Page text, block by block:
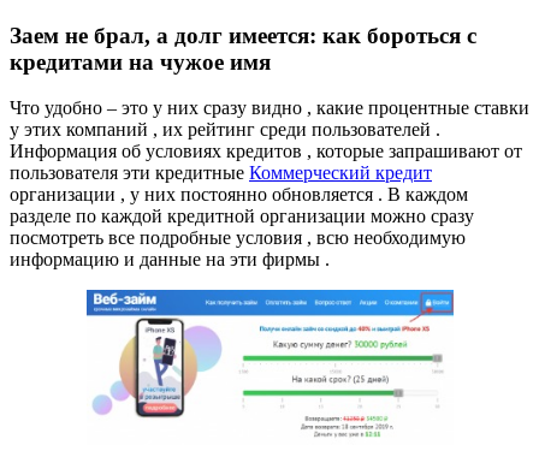
Заем не брал, а долг имеется: как бороться с
кредитами на чужое имя
Что удобно – это у них сразу видно , какие процентные ставки
у этих компаний , их рейтинг среди пользователей .
Информация об условиях кредитов , которые запрашивают от
пользователя эти кредитные Коммерческий кредит
организации , у них постоянно обновляется . В каждом
разделе по каждой кредитной организации можно сразу
посмотреть все подробные условия , всю необходимую
информацию и данные на эти фирмы .